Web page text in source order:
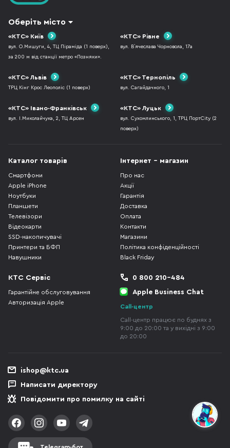
Оберіть місто
«КТС» Київ
вул. О.Мишуги, 4, ТЦ Піраміда (1 поверх),
за 200 м від станції метро «Позняки».
«КТС» Рівне
вул. В`ячеслава Чорновола, 17а
«КТС» Львів
ТРЦ Кінг Крос Леополіс (1 поверх)
«КТС» Тернопіль
вул. Сагайдачного, 1
«КТС» Івано-Франківськ
вул. І.Миколайчука, 2, ТЦ Арсен
«КТС» Луцьк
вул. Сухомлинського, 1, ТРЦ ПортCity (2
поверх)
Каталог товарів
Смартфони
Apple iPhone
Ноутбуки
Планшети
Телевізори
Відеокарти
SSD-накопичувачі
Принтери та БФП
Навушники
Інтернет - магазин
Про нас
Акції
Гарантія
Доставка
Оплата
Контакти
Магазини
Політика конфіденційності
Black Friday
КТС Сервіс
Гарантійне обслуговування
Авторизація Apple
0 800 210-484
Apple Business Chat
Call-центр
Call-центр працює по буднях з
9:00 до 20:00 та у вихідні з 9:00
до 20:00
ishop@ktc.ua
Написати директору
Повідомити про помилку на сайті